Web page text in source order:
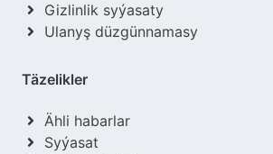
Gizlinlik syýasaty
Ulanyş düzgünnamasy
Täzelikler
Ähli habarlar
Syýasat